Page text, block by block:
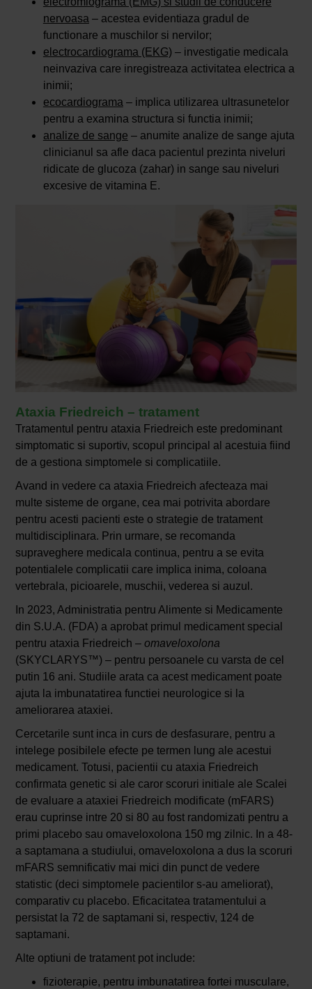
nervoasa – acestea evidentiaza gradul de
functionare a muschilor si nervilor;
electrocardiograma (EKG) – investigatie medicala
neinvaziva care inregistreaza activitatea electrica a
inimii;
ecocardiograma – implica utilizarea ultrasunetelor
pentru a examina structura si functia inimii;
analize de sange – anumite analize de sange ajuta
clinicianul sa afle daca pacientul prezinta niveluri
ridicate de glucoza (zahar) in sange sau niveluri
excesive de vitamina E.
Ataxia Friedreich – tratament
Tratamentul pentru ataxia Friedreich este predominant
simptomatic si suportiv, scopul principal al acestuia fiind
de a gestiona simptomele si complicatiile.
Avand in vedere ca ataxia Friedreich afecteaza mai
multe sisteme de organe, cea mai potrivita abordare
pentru acesti pacienti este o strategie de tratament
multidisciplinara. Prin urmare, se recomanda
supraveghere medicala continua, pentru a se evita
potentialele complicatii care implica inima, coloana
vertebrala, picioarele, muschii, vederea si auzul.
In 2023, Administratia pentru Alimente si Medicamente
din S.U.A. (FDA) a aprobat primul medicament special
pentru ataxia Friedreich – omaveloxolona
(SKYCLARYS™) – pentru persoanele cu varsta de cel
putin 16 ani. Studiile arata ca acest medicament poate
ajuta la imbunatatirea functiei neurologice si la
ameliorarea ataxiei.
Cercetarile sunt inca in curs de desfasurare, pentru a
intelege posibilele efecte pe termen lung ale acestui
medicament. Totusi, pacientii cu ataxia Friedreich
confirmata genetic si ale caror scoruri initiale ale Scalei
de evaluare a ataxiei Friedreich modificate (mFARS)
erau cuprinse intre 20 si 80 au fost randomizati pentru a
primi placebo sau omaveloxolona 150 mg zilnic. In a 48-
a saptamana a studiului, omaveloxolona a dus la scoruri
mFARS semnificativ mai mici din punct de vedere
statistic (deci simptomele pacientilor s-au ameliorat),
comparativ cu placebo. Eficacitatea tratamentului a
persistat la 72 de saptamani si, respectiv, 124 de
saptamani.
Alte optiuni de tratament pot include:
fizioterapie, pentru imbunatatirea fortei musculare,